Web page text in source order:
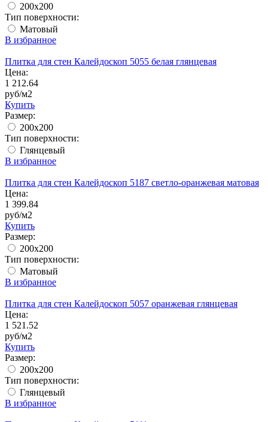
200x200
Тип поверхности:
Матовый
В избранное
Плитка для стен Калейдоскоп 5055 белая глянцевая
Цена:
1 212.64
руб/м2
Купить
Размер:
200x200
Тип поверхности:
Глянцевый
В избранное
Плитка для стен Калейдоскоп 5187 светло-оранжевая матовая
Цена:
1 399.84
руб/м2
Купить
Размер:
200x200
Тип поверхности:
Матовый
В избранное
Плитка для стен Калейдоскоп 5057 оранжевая глянцевая
Цена:
1 521.52
руб/м2
Купить
Размер:
200x200
Тип поверхности:
Глянцевый
В избранное